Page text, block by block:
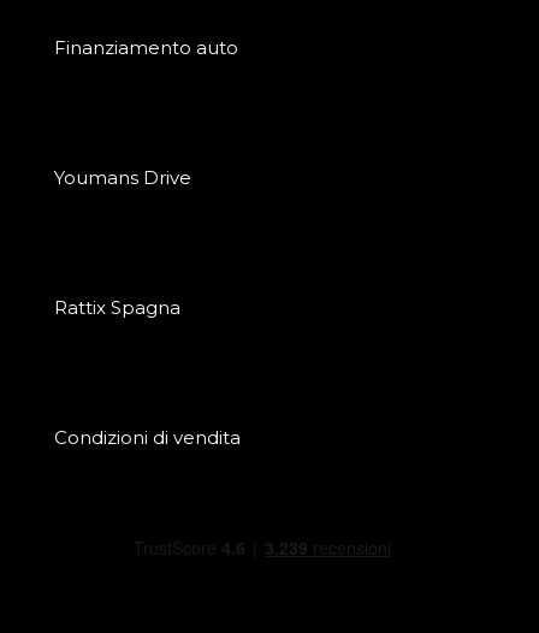
Finanziamento auto
Youmans Drive
Rattix Spagna
Condizioni di vendita